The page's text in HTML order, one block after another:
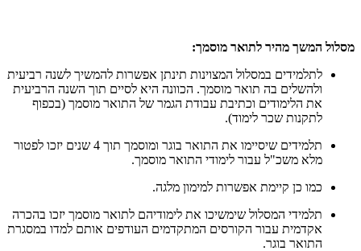
מסלול המשך מהיר לתואר מוסמך:
לתלמידים במסלול המצוינות תינתן אפשרות להמשיך לשנה רביעית
ולהשלים בה תואר מוסמך. הכוונה היא לסיים תוך השנה הרביעית
את הלימודים וכתיבת עבודת הגמר של התואר מוסמך (בכפוף
לתקנות שכר לימוד).
תלמידים שיסיימו את התואר בוגר ומוסמך תוך 4 שנים יזכו לפטור
מלא משכ"ל עבור לימודי התואר מוסמך.
כמו כן קיימת אפשרות למימון מלגה.
תלמידי המסלול שימשיכו את לימודיהם לתואר מוסמך יזכו בהכרה
אקדמית עבור הקורסים המתקדמים העודפים אותם למדו במסגרת
התואר בוגר.